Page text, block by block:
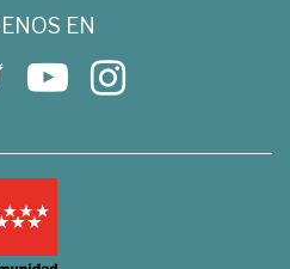
EN